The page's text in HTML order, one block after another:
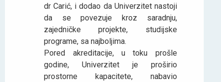
dr Carić, i dodao da Univerzitet nastoji
da se povezuje kroz saradnju,
zajedničke projekte, studijske
programe, sa najboljima.
Pored akreditacije, u toku prošle
godine, Univerzitet je proširio
prostorne kapacitete, nabavio